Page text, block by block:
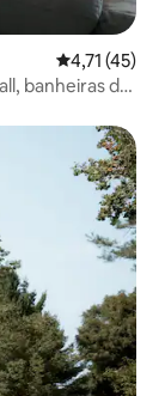
4,71 de uma
4,71 (45)
banheiras de